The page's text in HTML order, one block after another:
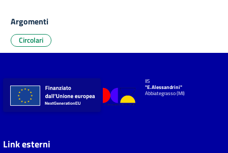
Argomenti
Circolari
IIS
"E.Alessandrini"
Abbiategrasso (MI)
Link esterni